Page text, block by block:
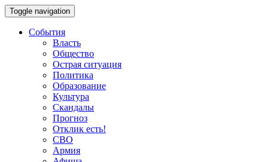
Toggle navigation
События
Власть
Общество
Острая ситуация
Политика
Образование
Культура
Скандалы
Прогноз
Отклик есть!
СВО
Армия